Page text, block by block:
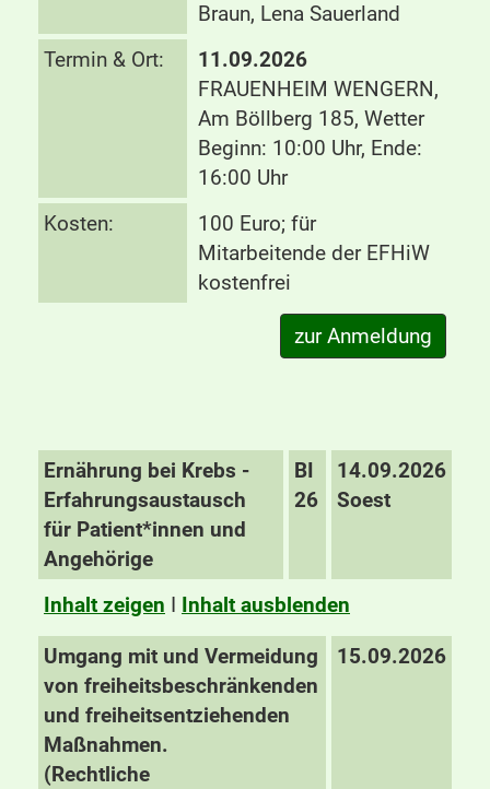
Braun, Lena Sauerland
Termin & Ort:
11.09.2026
FRAUENHEIM WENGERN,
Am Böllberg 185, Wetter
Beginn: 10:00 Uhr, Ende:
16:00 Uhr
Kosten:
100 Euro; für
Mitarbeitende der EFHiW
kostenfrei
Ernährung bei Krebs -
Erfahrungsaustausch
für Patient*innen und
Angehörige
BI
26
14.09.2026
Soest
Inhalt zeigen I Inhalt ausblenden
Umgang mit und Vermeidung
von freiheitsbeschränkenden
und freiheitsentziehenden
Maßnahmen.
(Rechtliche
15.09.2026